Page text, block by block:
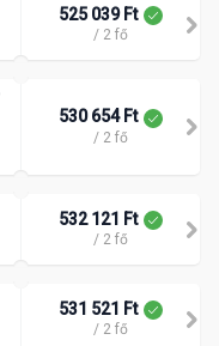
525 039 Ft
/ 2 fő
530 654 Ft
/ 2 fő
532 121 Ft
/ 2 fő
531 521 Ft
/ 2 fő